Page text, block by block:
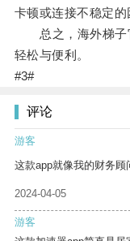
卡顿或连接不稳定的
总之，海外梯子
轻松与便利。
#3#
评论
游客
这款app就像我的财务顾
2024-04-05
游客